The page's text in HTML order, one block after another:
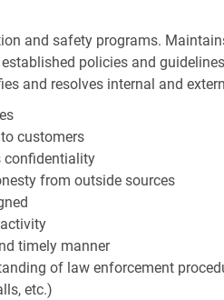
and safety programs.
policies and
and resolves internal and
customers
confidentiality
from outside sources
timely manner
of law enforcement
etc.)